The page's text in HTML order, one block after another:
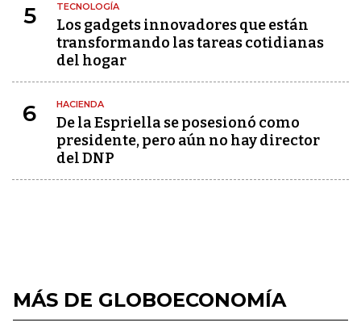
5 TECNOLOGÍA
Los gadgets innovadores que están
transformando las tareas cotidianas
del hogar
6 HACIENDA
De la Espriella se posesionó como
presidente, pero aún no hay director
del DNP
MÁS DE GLOBOECONOMÍA